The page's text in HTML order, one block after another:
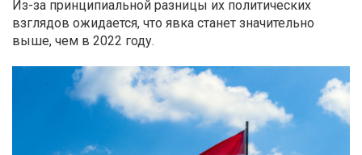
Из-за принципиальной разницы их политических
взглядов ожидается, что явка станет значительно
выше, чем в 2022 году.